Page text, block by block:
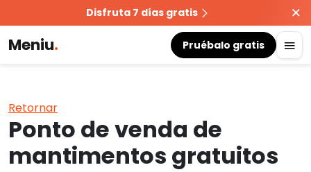
Disfruta 7 días gratis
Meniu. Pruébalo gratis
Retornar
Ponto de venda de
mantimentos gratuitos